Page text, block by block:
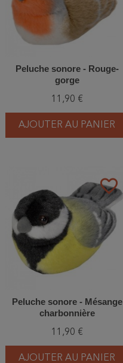
Peluche sonore - Rouge-
gorge
11,90 €
AJOUTER AU PANIER
favorite_border
Peluche sonore - Mésange
charbonnière
11,90 €
AJOUTER AU PANIER